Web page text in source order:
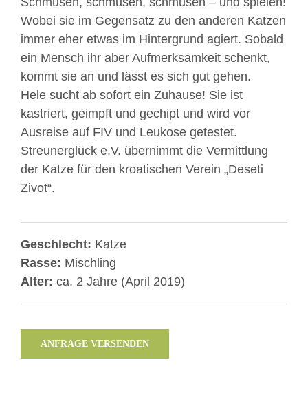
Wobei sie im Gegensatz zu den anderen Katzen
immer eher etwas im Hintergrund agiert. Sobald
ein Mensch ihr aber Aufmerksamkeit schenkt,
kommt sie an und lässt es sich gut gehen.
Hele sucht ab sofort ein Zuhause! Sie ist
kastriert, geimpft und gechipt und wird vor
Ausreise auf FIV und Leukose getestet.
Streunerglück e.V. übernimmt die Vermittlung
der Katze für den kroatischen Verein „Deseti
Zivot“.
Geschlecht: Katze
Rasse: Mischling
Alter: ca. 2 Jahre (April 2019)
ANFRAGE VERSENDEN